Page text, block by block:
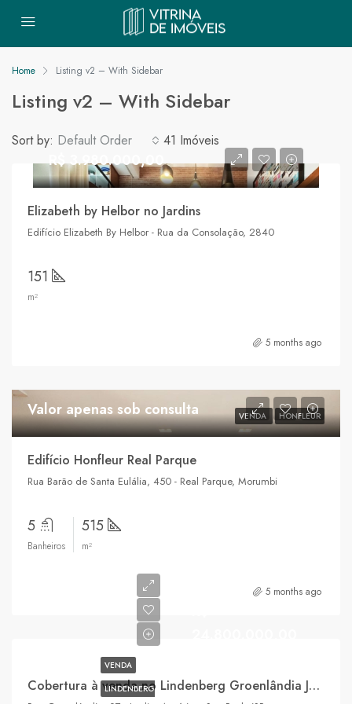
Home Listing v2 – With Sidebar
Listing v2 – With Sidebar
41 Imóveis
Sort by: Default Order
R$ 3.980.000,00
Elizabeth by Helbor no Jardins
Edifício Elizabeth By Helbor - Rua da Consolação, 2840
151
m²
5 months ago
VENDA HONFLEUR
Valor apenas sob consulta
Edifício Honfleur Real Parque
Rua Barão de Santa Eulália, 450 - Real Parque, Morumbi
5
Banheiros
515
m²
5 months ago
VENDA
LINDENBERG
Cobertura à venda no Lindenberg Groenlândia Jardim América